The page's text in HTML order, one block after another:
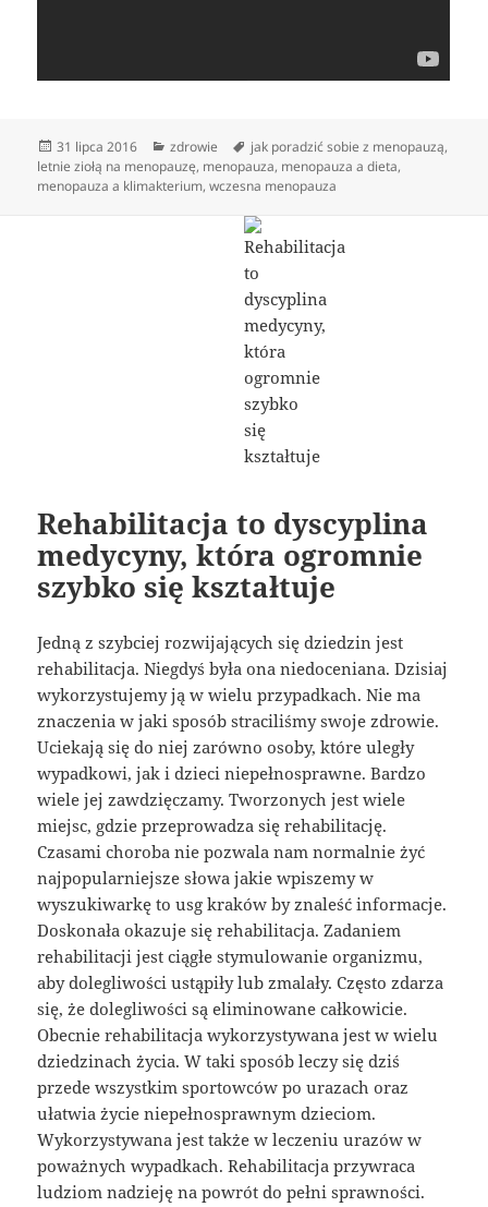
Data
publikacji
31 lipca 2016 Kategorie
zdrowie Tagi
jak poradzić sobie z menopauzą,
letnie ziołą na menopauzę, menopauza, menopauza a dieta,
menopauza a klimakterium,wczesna menopauza
Rehabilitacja to dyscyplina
medycyny, która ogromnie
szybko się kształtuje
Jedną z szybciej rozwijających się dziedzin jest
rehabilitacja. Niegdyś była ona niedoceniana. Dzisiaj
wykorzystujemy ją w wielu przypadkach. Nie ma
znaczenia w jaki sposób straciliśmy swoje zdrowie.
Uciekają się do niej zarówno osoby, które uległy
wypadkowi, jak i dzieci niepełnosprawne. Bardzo
wiele jej zawdzięczamy. Tworzonych jest wiele
miejsc, gdzie przeprowadza się rehabilitację.
Czasami choroba nie pozwala nam normalnie żyć
najpopularniejsze słowa jakie wpiszemy w
wyszukiwarkę to usg kraków by znaleść informacje.
Doskonała okazuje się rehabilitacja. Zadaniem
rehabilitacji jest ciągłe stymulowanie organizmu,
aby dolegliwości ustąpiły lub zmalały. Często zdarza
się, że dolegliwości są eliminowane całkowicie.
Obecnie rehabilitacja wykorzystywana jest w wielu
dziedzinach życia. W taki sposób leczy się dziś
przede wszystkim sportowców po urazach oraz
ułatwia życie niepełnosprawnym dzieciom.
Wykorzystywana jest także w leczeniu urazów w
poważnych wypadkach. Rehabilitacja przywraca
ludziom nadzieję na powrót do pełni sprawności.